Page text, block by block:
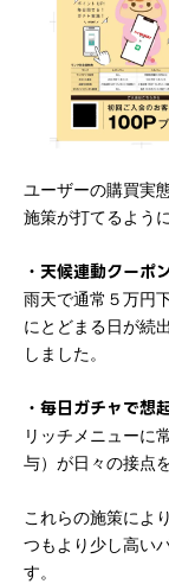
ユーザーの購買実
施策が打てるよう
・天候連動クーポ
雨天で通常５万円
にとどまる日が続
しました。
・毎日ガチャで想
リッチメニューに
与）が日々の接点
これらの施策によ
つもより少し高い
す。